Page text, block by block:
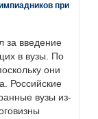
при
за введение
в вузы. По
они
Российские
вузы из-